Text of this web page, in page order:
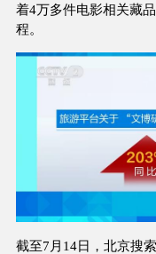
着4万多件电影相关藏
程。
截至7月14日，北京搜